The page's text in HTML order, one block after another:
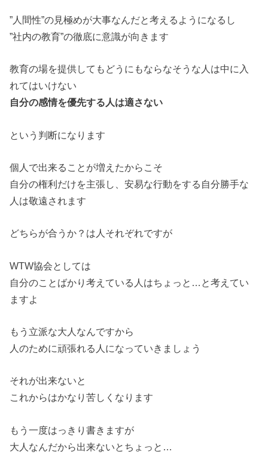
”人間性”の見極めが大事なんだと考えるようになるし
”社内の教育”の徹底に意識が向きます
教育の場を提供してもどうにもならなそうな人は中に入
れてはいけない
自分の感情を優先する人は適さない
という判断になります
個人で出来ることが増えたからこそ
自分の権利だけを主張し、安易な行動をする自分勝手な
人は敬遠されます
どちらが合うか？は人それぞれですが
WTW協会としては
自分のことばかり考えている人はちょっと…と考えてい
ますよ
もう立派な大人なんですから
人のために頑張れる人になっていきましょう
それが出来ないと
これからはかなり苦しくなります
もう一度はっきり書きますが
大人なんだから出来ないとちょっと…